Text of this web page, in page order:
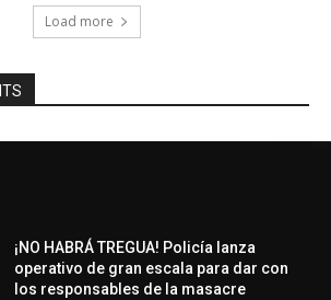
Load more
¡NO HABRÁ TREGUA! Policía lanza
operativo de gran escala para dar con
los responsables de la masacre